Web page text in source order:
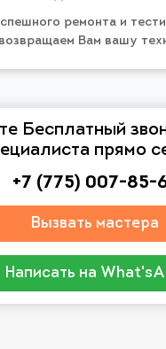
ремонта и
возвращаем Вам вашу
Бесплатный
прямо
+7 (775) 007-85-
Вызвать мастера
Написать на